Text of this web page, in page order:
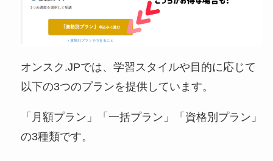
オンスク.JPでは、学習スタイルや目的に応じて
以下の3つのプランを提供しています。​
「月額プラン」「一括プラン」「資格別プラン」
の3種類です。